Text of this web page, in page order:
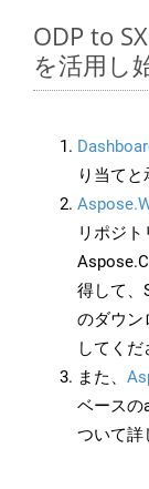
ODP to
を活用し
り当て
リポジ
得して、
のダウン
してくだ
また、
ベースの
ついて詳